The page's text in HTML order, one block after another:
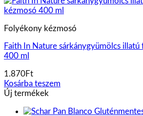
Folyékony kézmosó
Faith In Nature sárkánygyümölcs
400 ml
1.870Ft
Kosárba teszem
Új termékek